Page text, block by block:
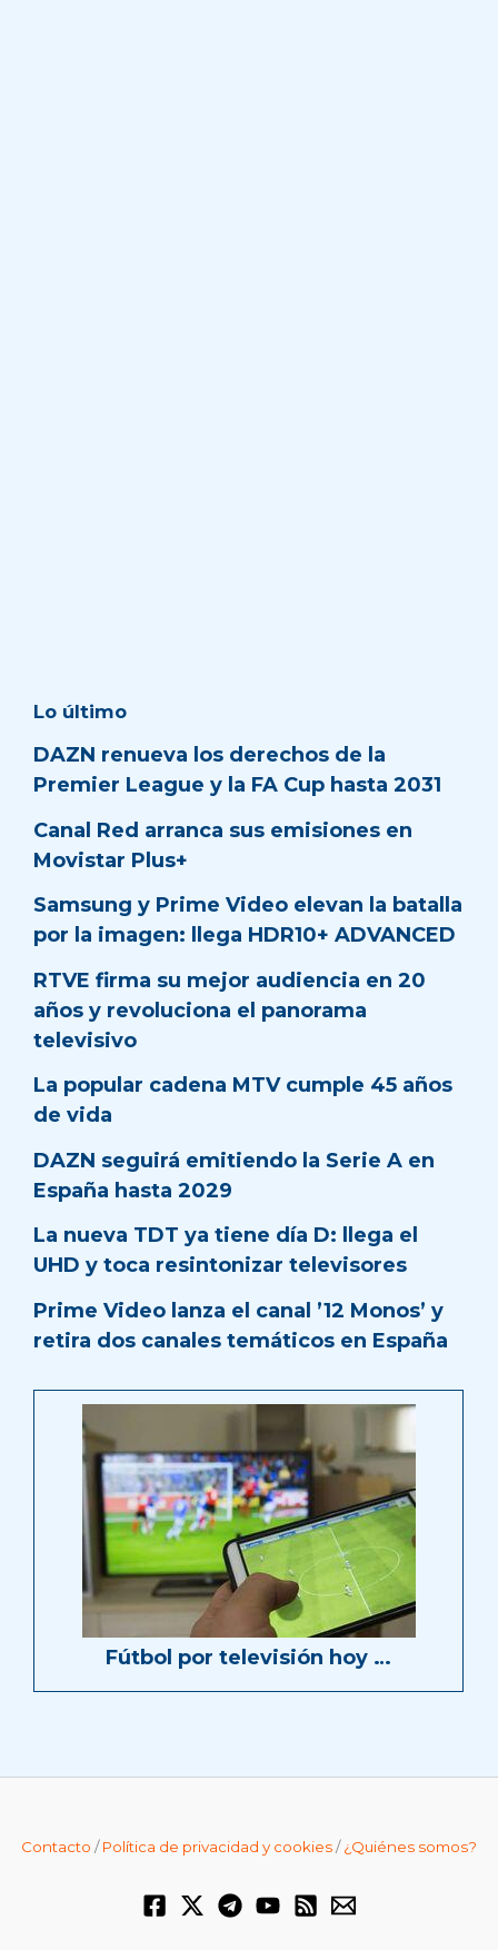
Lo último
DAZN renueva los derechos de la
Premier League y la FA Cup hasta 2031
Canal Red arranca sus emisiones en
Movistar Plus+
Samsung y Prime Video elevan la batalla
por la imagen: llega HDR10+ ADVANCED
RTVE firma su mejor audiencia en 20
años y revoluciona el panorama
televisivo
La popular cadena MTV cumple 45 años
de vida
DAZN seguirá emitiendo la Serie A en
España hasta 2029
La nueva TDT ya tiene día D: llega el
UHD y toca resintonizar televisores
Prime Video lanza el canal ’12 Monos’ y
retira dos canales temáticos en España
Fútbol por televisión hoy …
Contacto /Política de privacidad y cookies/¿Quiénes somos?